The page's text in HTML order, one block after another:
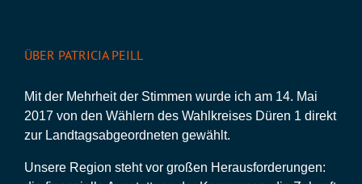
ÜBER PATRICIA PEILL
Mit der Mehrheit der Stimmen wurde ich am 14. Mai
2017 von den Wählern des Wahlkreises Düren 1 direkt
zur Landtagsabgeordneten gewählt.
Unsere Region steht vor großen Herausforderungen: